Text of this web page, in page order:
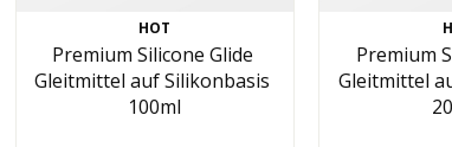
HOT
Premium Silicone Glide
Gleitmittel auf Silikonbasis
100ml
Premium
Gleitmittel